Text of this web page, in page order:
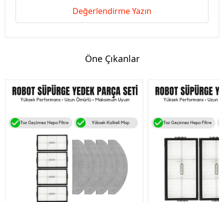
Değerlendirme Yazın
Öne Çıkanlar